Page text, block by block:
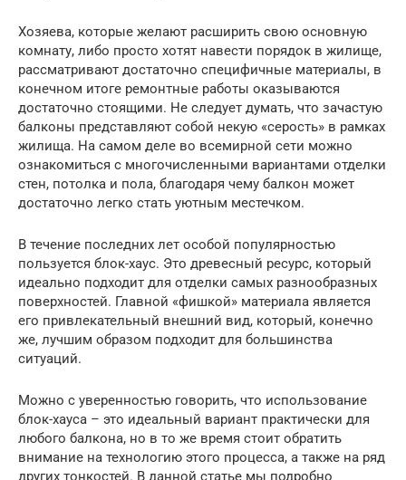
Хозяева, которые желают расширить свою основную
комнату, либо просто хотят навести порядок в жилище,
рассматривают достаточно специфичные материалы, в
конечном итоге ремонтные работы оказываются
достаточно стоящими. Не следует думать, что зачастую
балконы представляют собой некую «серость» в рамках
жилища. На самом деле во всемирной сети можно
ознакомиться с многочисленными вариантами отделки
стен, потолка и пола, благодаря чему балкон может
достаточно легко стать уютным местечком.
В течение последних лет особой популярностью
пользуется блок-хаус. Это древесный ресурс, который
идеально подходит для отделки самых разнообразных
поверхностей. Главной «фишкой» материала является
его привлекательный внешний вид, который, конечно
же, лучшим образом подходит для большинства
ситуаций.
Можно с уверенностью говорить, что использование
блок-хауса – это идеальный вариант практически для
любого балкона, но в то же время стоит обратить
внимание на технологию этого процесса, а также на ряд
других тонкостей. В данной статье мы подробно